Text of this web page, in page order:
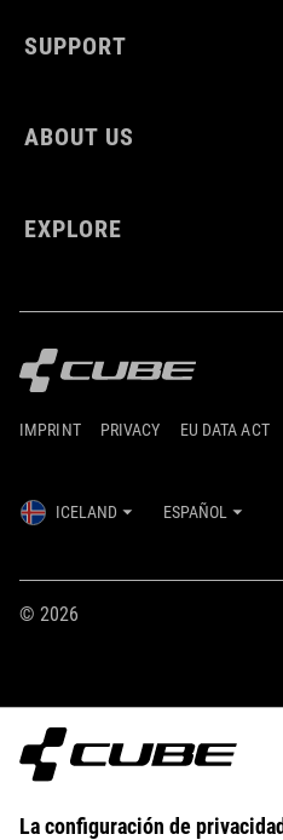
SUPPORT
ABOUT US
EXPLORE
IMPRINT PRIVACY EU DATA ACT
ICELAND ESPAÑOL
© 2026